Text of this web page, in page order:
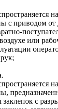
с приводом от
или
заклепок с